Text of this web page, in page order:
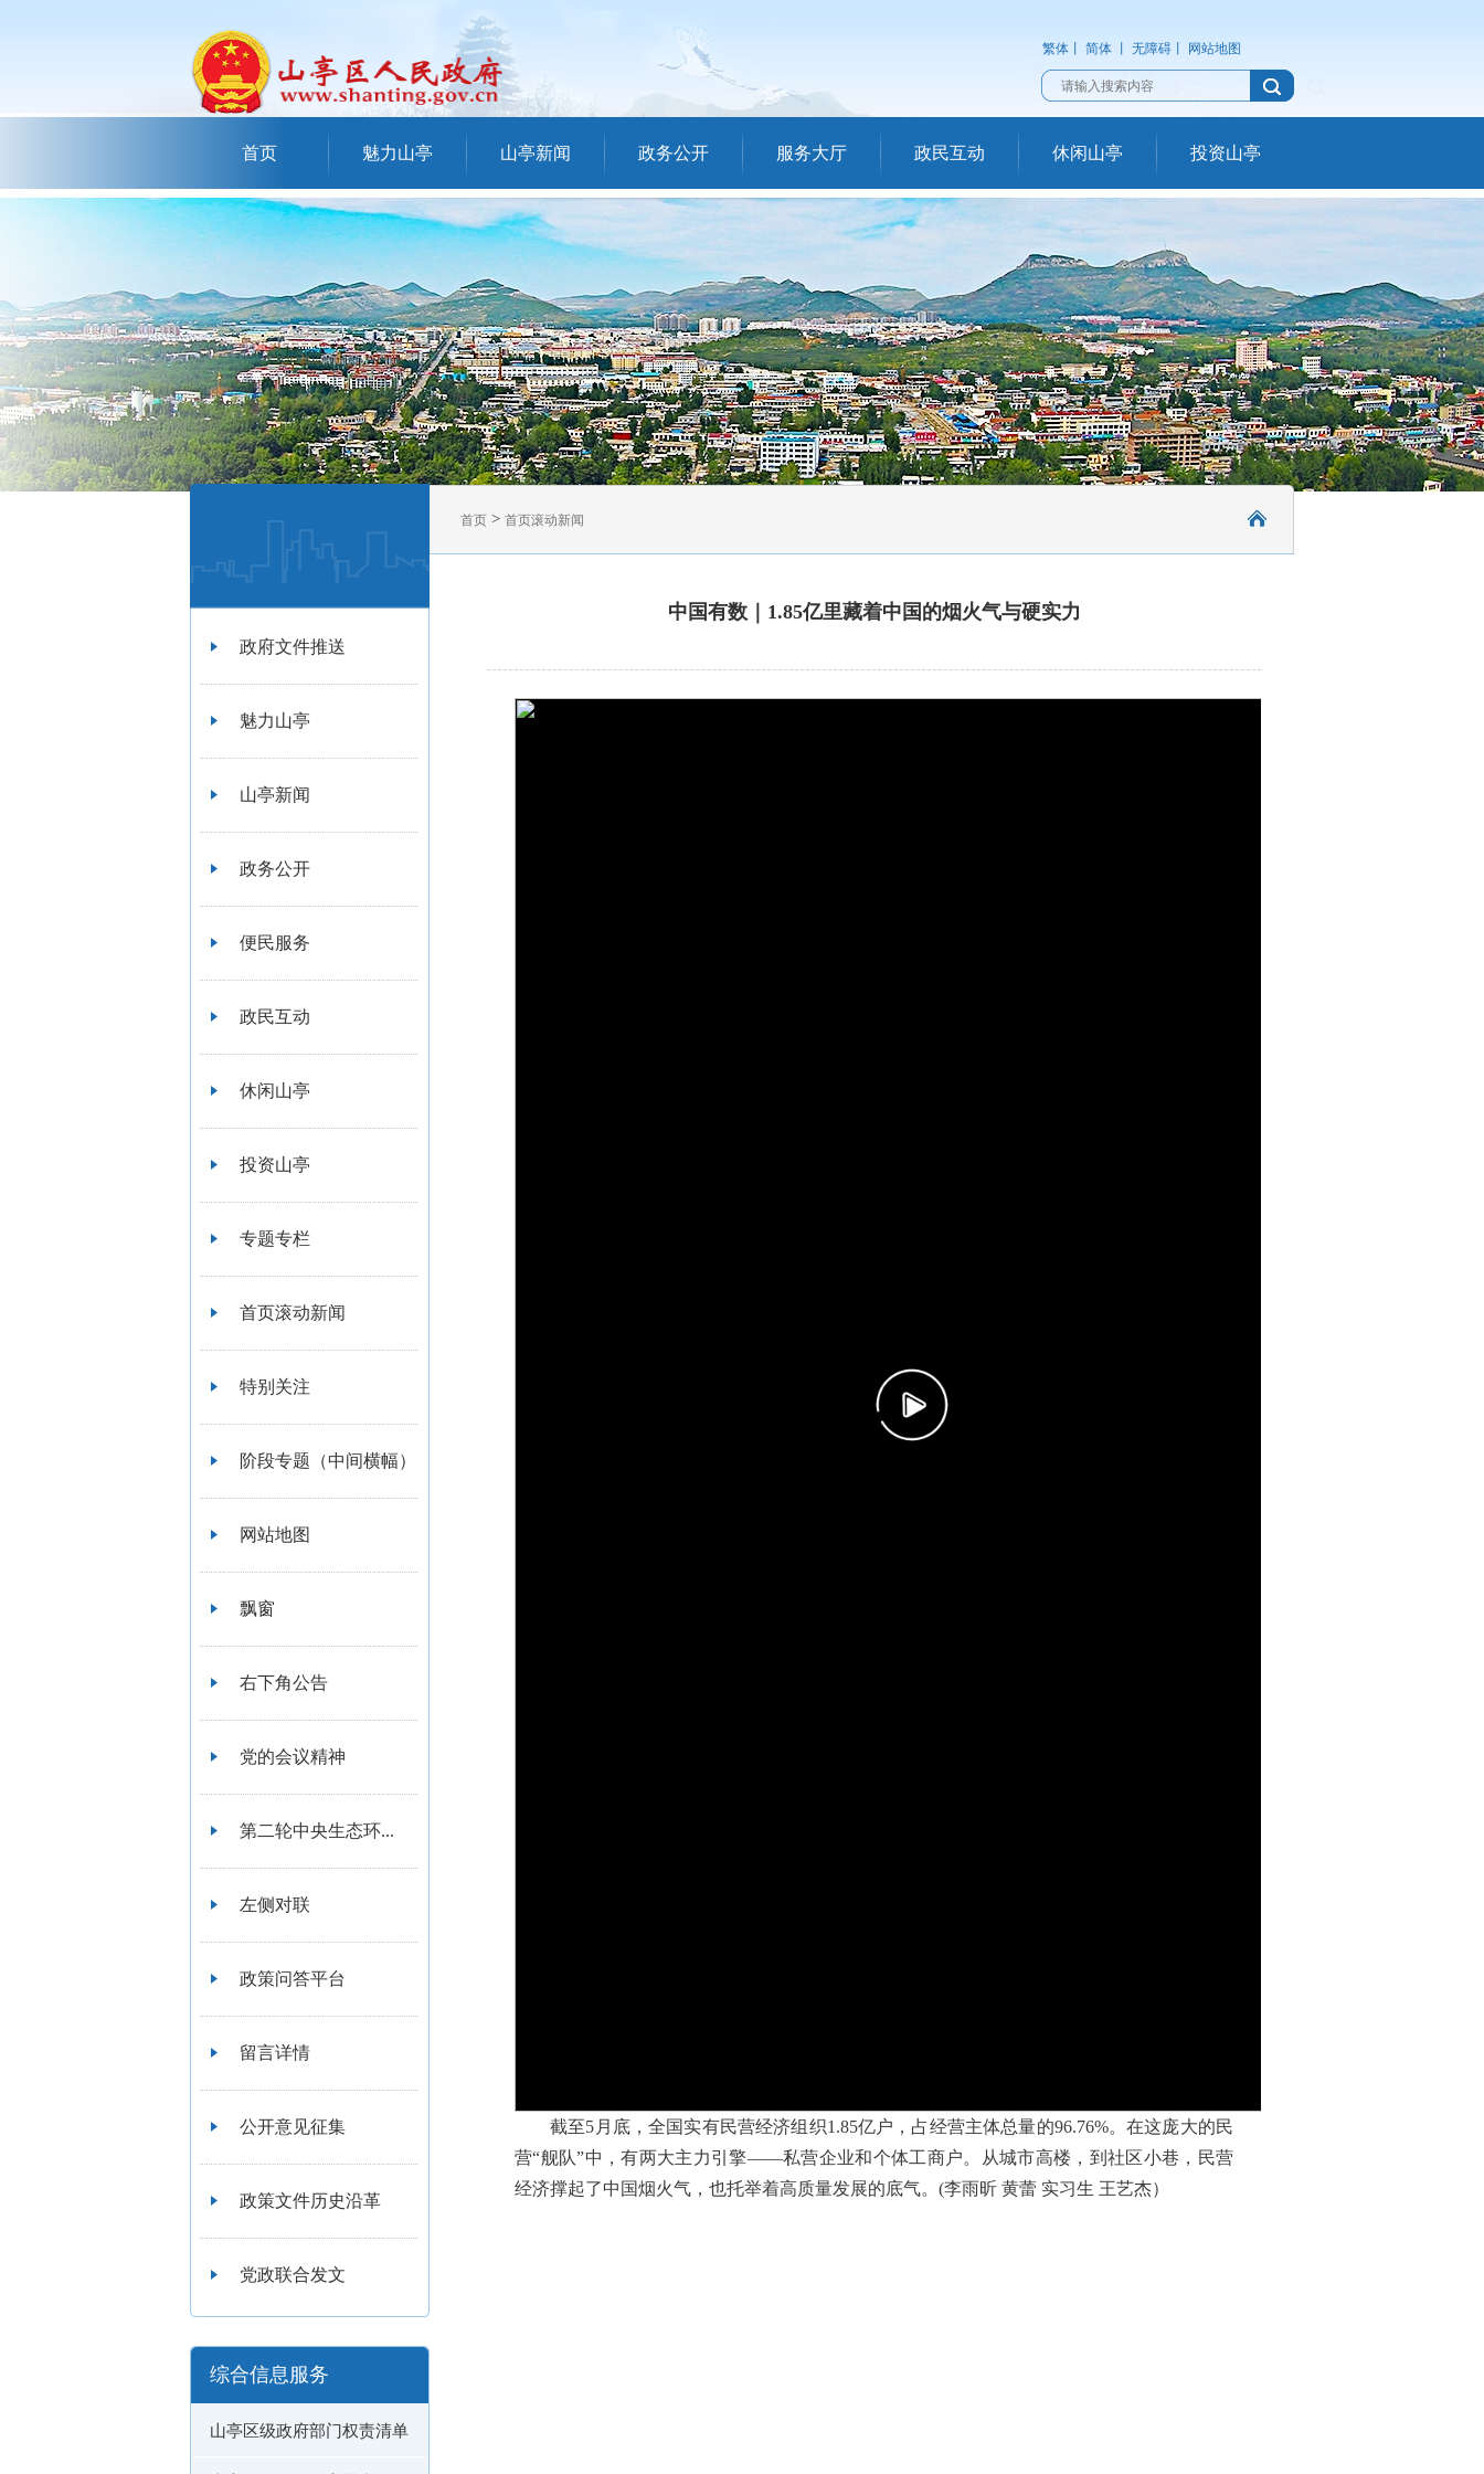
繁体 简体 无障碍 网站地图
首页 魅力山亭 山亭新闻 政务公开 服务大厅 政民互动 休闲山亭 投资山亭
政府文件推送
魅力山亭
山亭新闻
政务公开
便民服务
政民互动
休闲山亭
投资山亭
专题专栏
首页滚动新闻
特别关注
阶段专题（中间横幅）
网站地图
飘窗
右下角公告
党的会议精神
第二轮中央生态环...
左侧对联
政策问答平台
留言详情
公开意见征集
政策文件历史沿革
党政联合发文
综合信息服务
山亭区级政府部门权责清单
首页 > 首页滚动新闻
中国有数｜1.85亿里藏着中国的烟火气与硬实力
截至5月底，全国实有民营经济组织1.85亿户，占经营主体总量的96.76%。在这庞大的民
营“舰队”中，有两大主力引擎——私营企业和个体工商户。从城市高楼，到社区小巷，民营
经济撑起了中国烟火气，也托举着高质量发展的底气。(李雨昕 黄蕾 实习生 王艺杰）